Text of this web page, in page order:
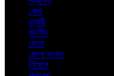
খেলা
চাকরী
জাতীয়
জেলা
জেলা সংবাদ
নিয়োগ